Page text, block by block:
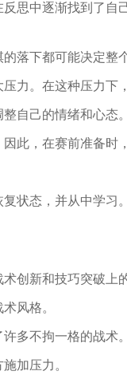
思中逐渐找到了自
落下都可能决定
。在这种压力下
自己的情绪和心
此，在赛前准备
状态，并从中学
创新和技巧突破
风格。
多不拘一格的战
加压力。